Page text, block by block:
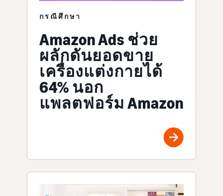
กรณีศึกษา
Amazon Ads ช่วย
ผลักดันยอดขาย
เครื่องแต่งกายได้
64% นอก
แพลตฟอร์ม Amazon